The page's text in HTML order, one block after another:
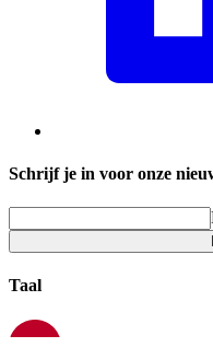
Schrijf je in voor onze
Taal